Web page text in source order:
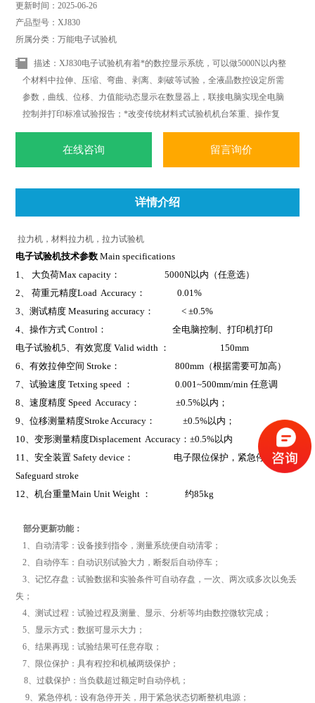
更新时间：2025-06-26
产品型号：XJ830
所属分类：万能电子试验机
描述：XJ830电子试验机有着*的数控显示系统，可以做5000N以内整
个材料中拉伸、压缩、弯曲、剥离、刺破等试验，全液晶数控设定所需
参数，曲线、位移、力值能动态显示在数显器上，联接电脑实现全电脑
控制并打印标准试验报告；*改变传统材料式试验机机台笨重、操作复
杂、性能单一之缺点。外观采用挤型封板及高级烤漆处理，更显美观大
在线咨询 留言询价
详情介绍
拉力机，材料拉力机，拉力试验机
电子试验机技术参数 Main specifications
1、 大负荷Max capacity： 5000N以内（任意选）
2、 荷重元精度Load Accuracy： 0.01%
3、测试精度 Measuring accuracy： < ±0.5%
4、操作方式 Control： 全电脑控制、打印机打印
电子试验机5、有效宽度 Valid width ： 150mm
6、有效拉伸空间 Stroke： 800mm（根据需要可加高）
7、试验速度 Tetxing speed ： 0.001~500mm/min 任意调
8、速度精度 Speed Accuracy： ±0.5%以内；
9、位移测量精度Stroke Accuracy： ±0.5%以内；
10、变形测量精度Displacement Accuracy：±0.5%以内
11、安全装置 Safety device： 电子限位保护，紧急停止键
Safeguard stroke
12、机台重量Main Unit Weight ： 约85kg
部分更新功能：
1、自动清零：设备接到指令，测量系统便自动清零；
2、自动停车：自动识别试验大力，断裂后自动停车；
3、记忆存盘：试验数据和实验条件可自动存盘，一次、两次或多次以免丢
失；
4、测试过程：试验过程及测量、显示、分析等均由数控微软完成；
5、显示方式：数据可显示大力；
6、结果再现：试验结果可任意存取；
7、限位保护：具有程控和机械两级保护；
8、过载保护：当负载超过额定时自动停机；
9、紧急停机：设有急停开关，用于紧急状态切断整机电源；